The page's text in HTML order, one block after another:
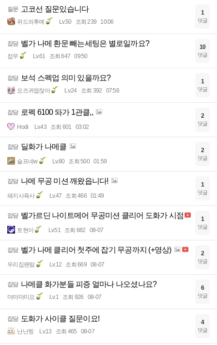
질문 고코선 질문있습니다
위드의후예 Lv.50 조회 239 10:06
1
댓글
잡담 벨가 나메 환문 빼는세팅은 별로일까요?
접무 Lv.61 조회 647 09:50
10
댓글
잡담 보석 스펙업 의미 있을까요?
요즈귀엽잖아 Lv.24 조회 392 07:56
1
댓글
잡담 로펙 6100 돠가 1관클,,
Hodi Lv.43 조회 601 03:02
2
댓글
잡담 딜화가 나메클
슬프네w Lv.80 조회 500 01:59
2
댓글
잡담 나메 무공 미션 깨왔읍니다!
돼지사육사 Lv.47 조회 466 01:49
1
댓글
잡담 벨가르딘 나이트메어 무공미션 클리어 도화가 시점
토현이 Lv.51 조회 682 08-07
1
댓글
잡담 벨가 나메 클리어 첫주에 잡기 무공까지 (+영상)
우리집팬텀 Lv.12 조회 669 08-07
2
댓글
잡담 나메클 화가분들 피증 얼마나 나오셨나요?
먀먀먀미요 Lv.1 조회 926 08-07
6
댓글
잡담 도화가 사이클 질문이요!
난난찡 Lv.13 조회 465 08-07
4
댓글